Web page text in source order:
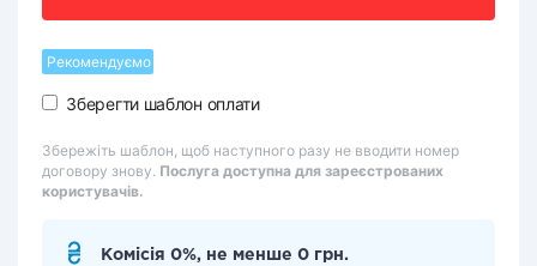
Рекомендуємо
Зберегти шаблон оплати
Збережіть шаблон, щоб наступного разу не вводити номер
договору знову. Послуга доступна для зареєстрованих
користувачів.
Комісія 0%, не менше 0 грн.